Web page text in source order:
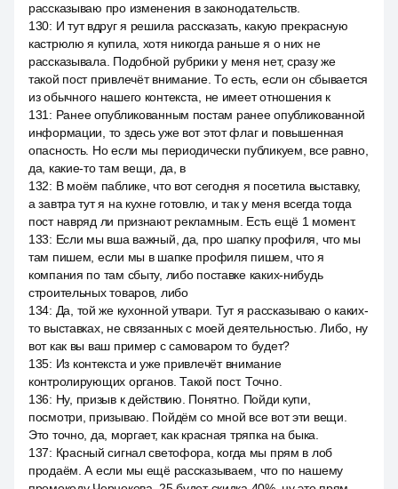
рассказываю про изменения в законодательств.
130: И тут вдруг я решила рассказать, какую прекрасную
кастрюлю я купила, хотя никогда раньше я о них не
рассказывала. Подобной рубрики у меня нет, сразу же
такой пост привлечёт внимание. То есть, если он сбывается
из обычного нашего контекста, не имеет отношения к
131 : Ранее опубликованным постам ранее опубликованной
информации, то здесь уже вот этот флаг и повышенная
опасность. Но если мы периодически публикуем, все равно,
да, какие-то там вещи, да, в
132: В моём паблике, что вот сегодня я посетила выставку,
а завтра тут я на кухне готовлю, и так у меня всегда тогда
пост навряд ли признают рекламным. Есть ещё 1 момент.
133: Если мы вша важный, да, про шапку профиля, что мы
там пишем, если мы в шапке профиля пишем, что я
компания по там сбыту, либо поставке каких-нибудь
строительных товаров, либо
134: Да, той же кухонной утвари. Тут я рассказываю о каких-
то выставках, не связанных с моей деятельностью. Либо, ну
вот как вы ваш пример с самоваром то будет?
135: Из контекста и уже привлечёт внимание
контролирующих органов. Такой пост. Точно.
136: Ну, призыв к действию. Понятно. Пойди купи,
посмотри, призываю. Пойдём со мной все вот эти вещи.
Это точно, да, моргает, как красная тряпка на быка.
137: Красный сигнал светофора, когда мы прям в лоб
продаём. А если мы ещё рассказываем, что по нашему